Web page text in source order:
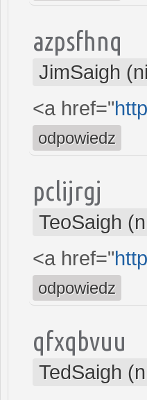
azpsfhnq
JimSaigh
<a href="
odpowiedz
pclijrgj
TeoSaigh
<a href="
odpowiedz
qfxqbvuu
TedSaigh